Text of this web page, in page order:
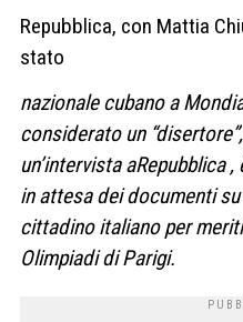
Repubblica, con Mattia
stato
nazionale cubano a
considerato un
un’intervista
in attesa dei documenti
cittadino italiano per
Olimpiadi di Parigi.